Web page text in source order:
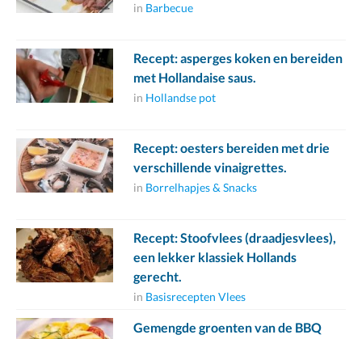
in Barbecue
Recept: asperges koken en bereiden
met Hollandaise saus.
in Hollandse pot
Recept: oesters bereiden met drie
verschillende vinaigrettes.
in Borrelhapjes & Snacks
Recept: Stoofvlees (draadjesvlees),
een lekker klassiek Hollands
gerecht.
in Basisrecepten Vlees
Gemengde groenten van de BBQ